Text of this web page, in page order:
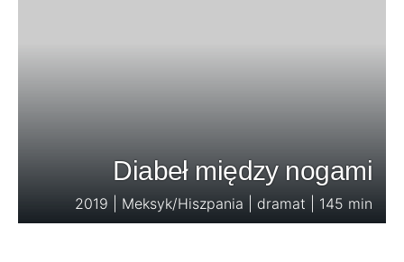
Diabeł między nogami
2019 | Meksyk/Hiszpania | dramat | 145 min